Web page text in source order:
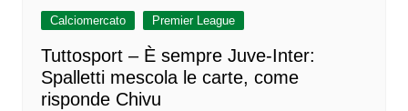
Calciomercato Premier League
Tuttosport – È sempre Juve-Inter:
Spalletti mescola le carte, come
risponde Chivu